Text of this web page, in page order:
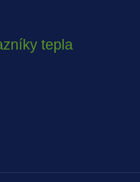
tepla